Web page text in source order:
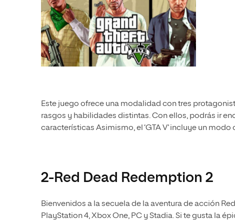
Este juego ofrece una modalidad con tres
rasgos y habilidades distintas. Con ellos, podrás ir
características Asimismo, el ‘GTA V’ incluye un
2-Red Dead Redemption 2
Bienvenidos a la secuela de la aventura de acción
PlayStation 4, Xbox One, PC y Stadia. Si te gusta la